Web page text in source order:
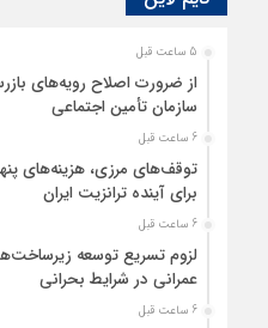
5 ساعت قبل
از ضرورت اصلاح رویه‌های
سازمان تأمین اجتماعی
6 ساعت قبل
توقف‌های مرزی، هزینه‌های
برای آینده ترانزیت ایران
6 ساعت قبل
لزوم تسریع توسعه
عمرانی در شرایط بحرانی
6 ساعت قبل